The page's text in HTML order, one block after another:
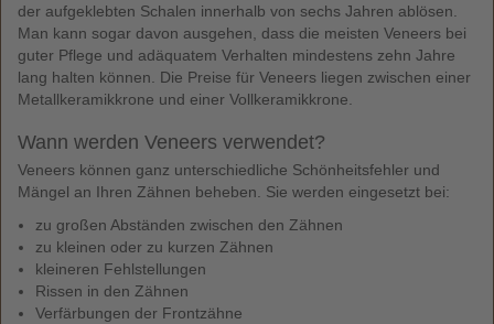
der aufgeklebten Schalen innerhalb von sechs Jahren ablösen.
Man kann sogar davon ausgehen, dass die meisten Veneers bei
guter Pflege und adäquatem Verhalten mindestens zehn Jahre
lang halten können. Die Preise für Veneers liegen zwischen einer
Metallkeramikkrone und einer Vollkeramikkrone.
Wann werden Veneers verwendet?
Veneers können ganz unterschiedliche Schönheitsfehler und
Mängel an Ihren Zähnen beheben. Sie werden eingesetzt bei:
zu großen Abständen zwischen den Zähnen
zu kleinen oder zu kurzen Zähnen
kleineren Fehlstellungen
Rissen in den Zähnen
Verfärbungen der Frontzähne